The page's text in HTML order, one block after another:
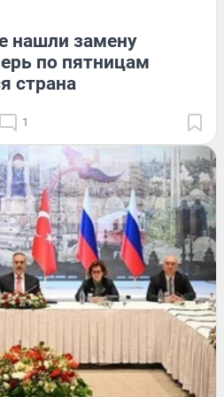
нашли замену
по пятницам
страна
1